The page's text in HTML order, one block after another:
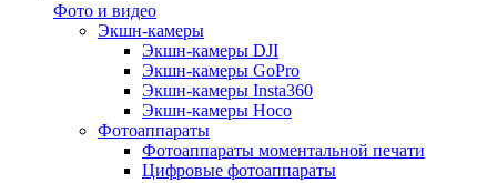
Фото и видео
Экшн-камеры
Экшн-камеры DJI
Экшн-камеры GoPro
Экшн-камеры Insta360
Экшн-камеры Hoco
Фотоаппараты
Фотоаппараты моментальной печати
Цифровые фотоаппараты